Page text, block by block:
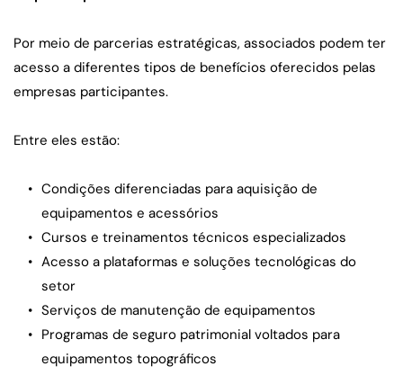
Por meio de parcerias estratégicas, associados podem ter
acesso a diferentes tipos de benefícios oferecidos pelas
empresas participantes.
Entre eles estão:
Condições diferenciadas para aquisição de
equipamentos e acessórios
Cursos e treinamentos técnicos especializados
Acesso a plataformas e soluções tecnológicas do
setor
Serviços de manutenção de equipamentos
Programas de seguro patrimonial voltados para
equipamentos topográficos